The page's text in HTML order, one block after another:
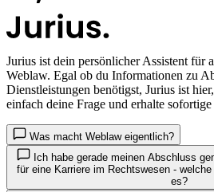
Jurius ist dein persönlicher Assistent für
Weblaw. Egal ob du Informationen zu
Dienstleistungen benötigst, Jurius ist
einfach deine Frage und erhalte
Was macht Weblaw eigentlich?
Ich habe gerade meinen Abschluss gemacht und interessiere mich
für eine Karriere im Rechtswesen -
es?